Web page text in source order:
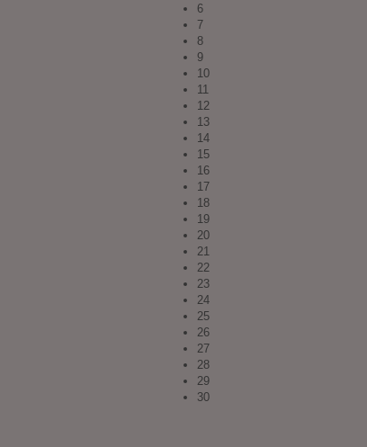
6
7
8
9
10
11
12
13
14
15
16
17
18
19
20
21
22
23
24
25
26
27
28
29
30